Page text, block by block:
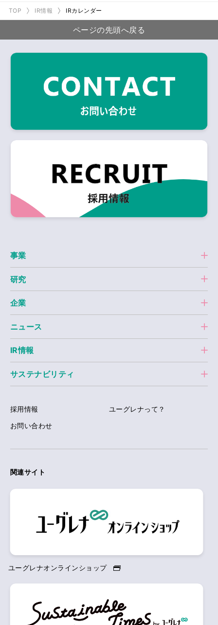
ページの先頭へ戻る
TOP IR情報 IRカレンダー
事業
研究
企業
ニュース
IR情報
サステナビリティ
採用情報
ユーグレナって？
お問い合わせ
関連サイト
ユーグレナオンラインショップ